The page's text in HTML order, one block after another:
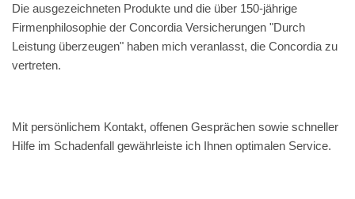
Die ausgezeichneten Produkte und die über 150-jährige
Firmenphilosophie der Concordia Versicherungen "Durch
Leistung überzeugen" haben mich veranlasst, die Concordia zu
vertreten.
Mit persönlichem Kontakt, offenen Gesprächen sowie schneller
Hilfe im Schadenfall gewährleiste ich Ihnen optimalen Service.